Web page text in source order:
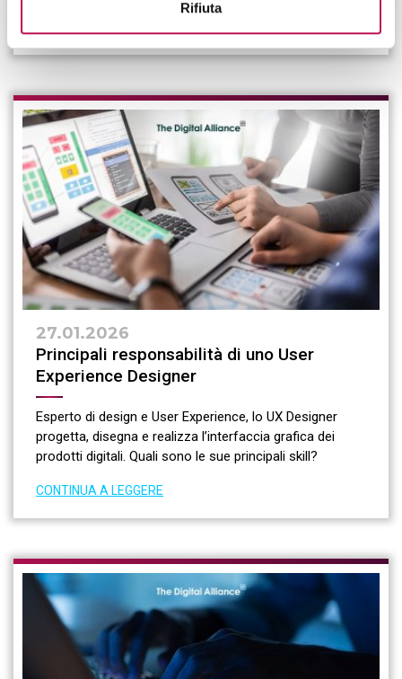
Rifiuta
27.01.2026
Principali responsabilità di uno User
Experience Designer
Esperto di design e User Experience, lo UX Designer
progetta, disegna e realizza l’interfaccia grafica dei
prodotti digitali. Quali sono le sue principali skill?
CONTINUA A LEGGERE